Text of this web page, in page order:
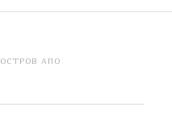
ОСТРОВ АПО